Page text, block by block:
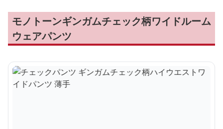
モノトーンギンガムチェック柄ワイドルーム
ウェアパンツ